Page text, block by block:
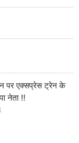
पर एक्सप्रेस ट्रेन के
नेता !!